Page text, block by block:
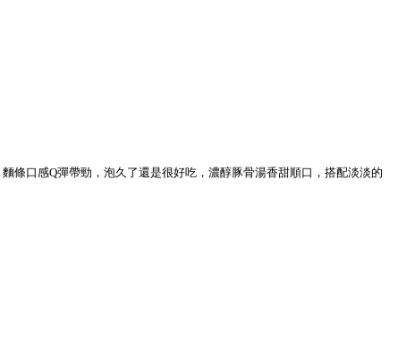
條口感Q彈帶勁，泡久了還是很好吃，濃醇豚骨湯香甜順口，搭配淡淡的